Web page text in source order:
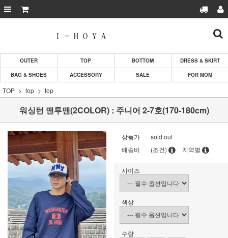
OUTER TOP BOTTOM
DRESS & SKIRT
BAG & SHOES
ACCESSORY SALE FOR MOM
TOP top top
워싱턴 맨투맨(2COLOR) : 주니어 2-7호(170-180cm)
상품가
sold out
배송비
(조건) 지역별
사이즈
색상
수량